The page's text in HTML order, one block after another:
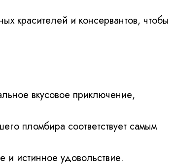
красителей и консервантов, чтобы
вкусовое приключение,
пломбира соответствует самым
и истинное удовольствие.